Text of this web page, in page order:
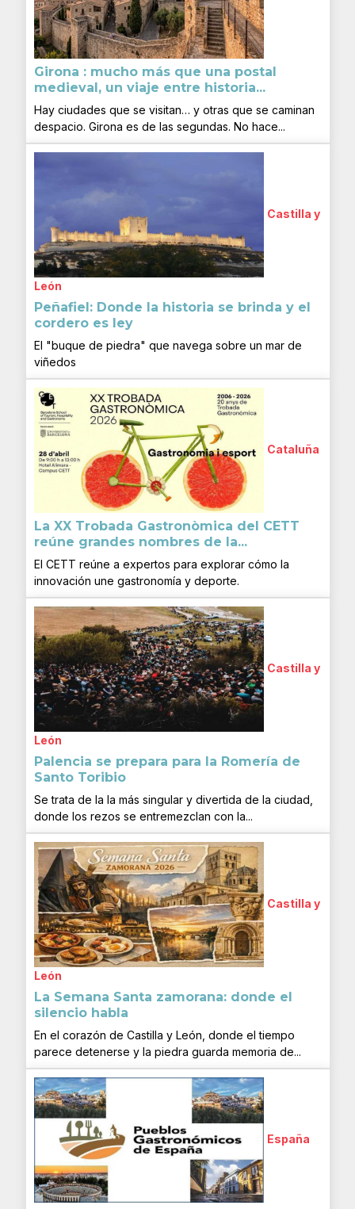
Girona : mucho más que una postal
medieval, un viaje entre historia...
Hay ciudades que se visitan… y otras que se caminan
despacio. Girona es de las segundas. No hace...
Castilla y
León
Peñafiel: Donde la historia se brinda y el
cordero es ley
El "buque de piedra" que navega sobre un mar de
viñedos
Cataluña
La XX Trobada Gastronòmica del CETT
reúne grandes nombres de la...
El CETT reúne a expertos para explorar cómo la
innovación une gastronomía y deporte.
Castilla y
León
Palencia se prepara para la Romería de
Santo Toribio
Se trata de la la más singular y divertida de la ciudad,
donde los rezos se entremezclan con la...
Castilla y
León
La Semana Santa zamorana: donde el
silencio habla
En el corazón de Castilla y León, donde el tiempo
parece detenerse y la piedra guarda memoria de...
España